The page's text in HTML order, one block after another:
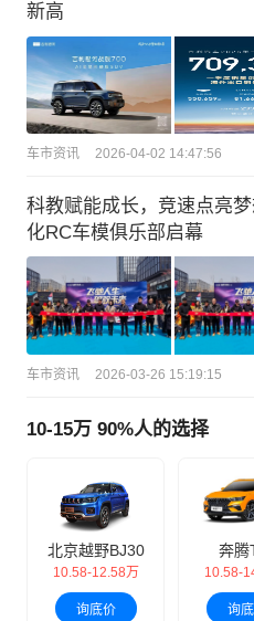
新高
车市资讯 2026-04-02 14:47:56
科教赋能成长，竞速点亮
化RC车模俱乐部启幕
车市资讯 2026-03-26 15:19:15
10-15万 90%人的选择
北京越野BJ30
10.58-12.58万
询底价
奔腾
10.58-
询